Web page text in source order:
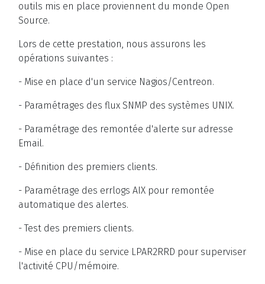
outils mis en place proviennent du monde Open
Source.
Lors de cette prestation, nous assurons les
opérations suivantes :
- Mise en place d'un service Nagios/Centreon.
- Paramétrages des flux SNMP des systèmes UNIX.
- Paramétrage des remontée d'alerte sur adresse
Email.
- Définition des premiers clients.
- Paramétrage des errlogs AIX pour remontée
automatique des alertes.
- Test des premiers clients.
- Mise en place du service LPAR2RRD pour superviser
l'activité CPU/mémoire.